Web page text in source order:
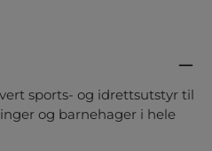
sports- og idrettsutstyr til
og barnehager i hele